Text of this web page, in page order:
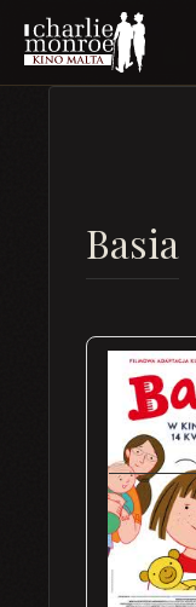
Basia